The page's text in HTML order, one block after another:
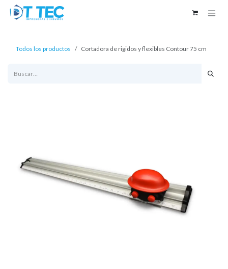
Ir al contenido
Todos los productos Cortadora de rigidos y flexibles Contour 75 cm